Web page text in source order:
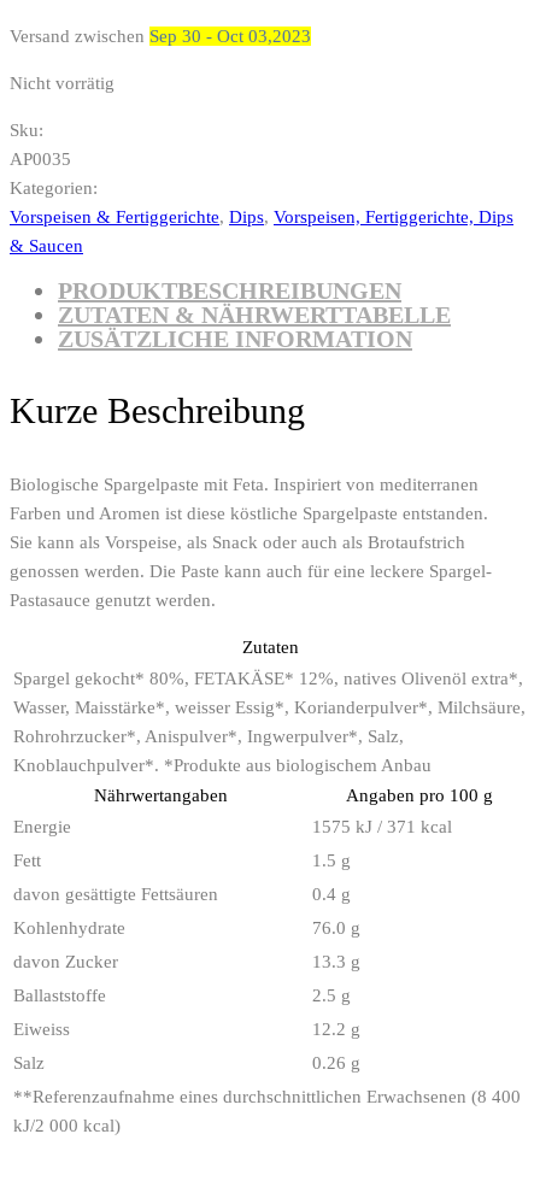
Versand zwischen Sep 30 - Oct 03,2023
Nicht vorrätig
Sku:
AP0035
Kategorien:
Vorspeisen & Fertiggerichte, Dips, Vorspeisen, Fertiggerichte, Dips
& Saucen
PRODUKTBESCHREIBUNGEN
ZUTATEN & NÄHRWERTTABELLE
ZUSÄTZLICHE INFORMATION
Kurze Beschreibung
Biologische Spargelpaste mit Feta. Inspiriert von mediterranen
Farben und Aromen ist diese köstliche Spargelpaste entstanden.
Sie kann als Vorspeise, als Snack oder auch als Brotaufstrich
genossen werden. Die Paste kann auch für eine leckere Spargel-
Pastasauce genutzt werden.
Zutaten
Spargel gekocht* 80%, FETAKÄSE* 12%, natives Olivenöl extra*,
Wasser, Maisstärke*, weisser Essig*, Korianderpulver*, Milchsäure,
Rohrohrzucker*, Anispulver*, Ingwerpulver*, Salz,
Knoblauchpulver*. *Produkte aus biologischem Anbau
Nährwertangaben
Angaben pro 100 g
Energie
1575 kJ / 371 kcal
Fett
1.5 g
davon gesättigte Fettsäuren
0.4 g
Kohlenhydrate
76.0 g
davon Zucker
13.3 g
Ballaststoffe
2.5 g
Eiweiss
12.2 g
Salz
0.26 g
**Referenzaufnahme eines durchschnittlichen Erwachsenen (8 400
kJ/2 000 kcal)